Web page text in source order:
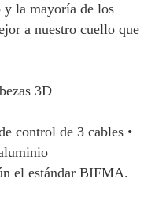
y la mayoría de los
a nuestro cuello que
3D
control de 3 cables •
el estándar BIFMA.